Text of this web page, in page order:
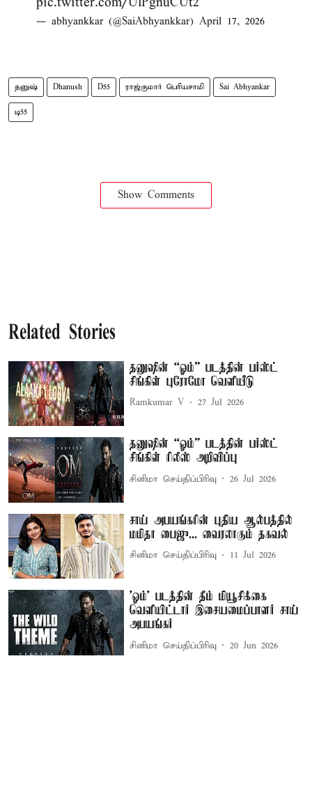
— abhyankkar (@SaiAbhyankkar) April 17, 2026
தனுஷ் Dhanush D55 ராஜ்குமார் பெரியசாமி Sai Abhyankar
டி55
Show Comments
Related Stories
தனுஷின் “ஓம்” படத்தின் பர்ஸ்ட்
சிங்கிள் புரோமோ வெளியீடு
Ramkumar V 27 Jul 2026
தனுஷின் “ஓம்” படத்தின் பர்ஸ்ட்
சிங்கிள் ரிலீஸ் அறிவிப்பு
சினிமா செய்திப்பிரிவு 26 Jul 2026
சாய் அபயங்கரின் புதிய ஆல்பத்தில்
மமிதா பைஜு... வைரலாகும் தகவல்
சினிமா செய்திப்பிரிவு 11 Jul 2026
'ஓம்' படத்தின் தீம் மியூசிக்கை
வெளியிட்டார் இசையமைப்பாளர் சாய்
அபயங்கர்
சினிமா செய்திப்பிரிவு 20 Jun 2026